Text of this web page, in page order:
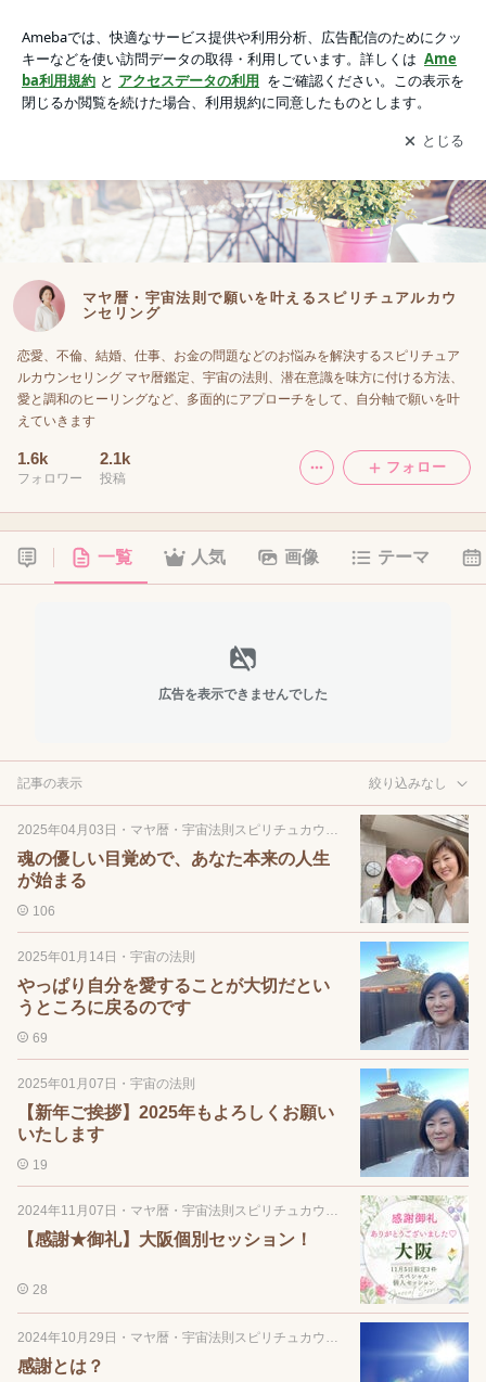
アプリをダウンロードして ブログの更新通知
を受け取りまし
ょう。
開く
マヤ暦・宇宙法則で願いを叶えるスピリチュアルカウ
ンセリング
恋愛、不倫、結婚、仕事、お金の問題などのお悩みを解決するスピリチュア
ルカウンセリング マヤ暦鑑定、宇宙の法則、潜在意識を味方に付ける方法、
愛と調和のヒーリングなど、多面的にアプローチをして、自分軸で願いを叶
えていきます
1.6k
フォロワー
2.1k
投稿
フォロー
一覧 人気 画像 テーマ
広告を表示できませんでした
記事の表示 絞り込みなし
2025年04月03日 ・ マヤ暦・宇宙法則スピリチュカウンセリング
魂の優しい目覚めで、あなた本来の人生
が始まる
106
2025年01月14日 ・ 宇宙の法則
やっぱり自分を愛することが大切だとい
うところに戻るのです
69
2025年01月07日 ・ 宇宙の法則
【新年ご挨拶】2025年もよろしくお願い
いたします
19
2024年11月07日 ・ マヤ暦・宇宙法則スピリチュカウンセリング
【感謝★御礼】大阪個別セッション！
28
2024年10月29日 ・ マヤ暦・宇宙法則スピリチュカウンセリング
感謝とは？